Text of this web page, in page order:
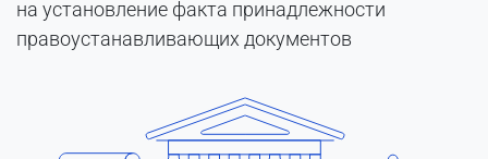
на установление факта принадлежности
правоустанавливающих документов